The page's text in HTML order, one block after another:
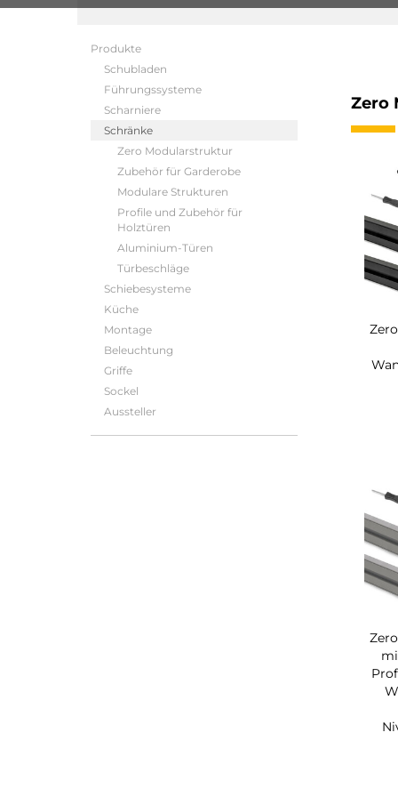
Produkte
Schubladen
Führungssysteme
Scharniere
Schränke
Zero Modularstruktur
Zubehör für Garderobe
Modulare Strukturen
Profile und Zubehör für
Holztüren
Aluminium-Türen
Türbeschläge
Schiebesysteme
Küche
Montage
Beleuchtung
Griffe
Sockel
Aussteller
Zero